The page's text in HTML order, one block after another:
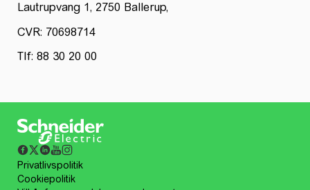
Lautrupvang 1, 2750 Ballerup,
CVR: 70698714
Tlf: 88 30 20 00
Privatlivspolitik
Cookiepolitik